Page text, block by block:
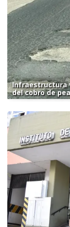
Infraestructura
del cobro de